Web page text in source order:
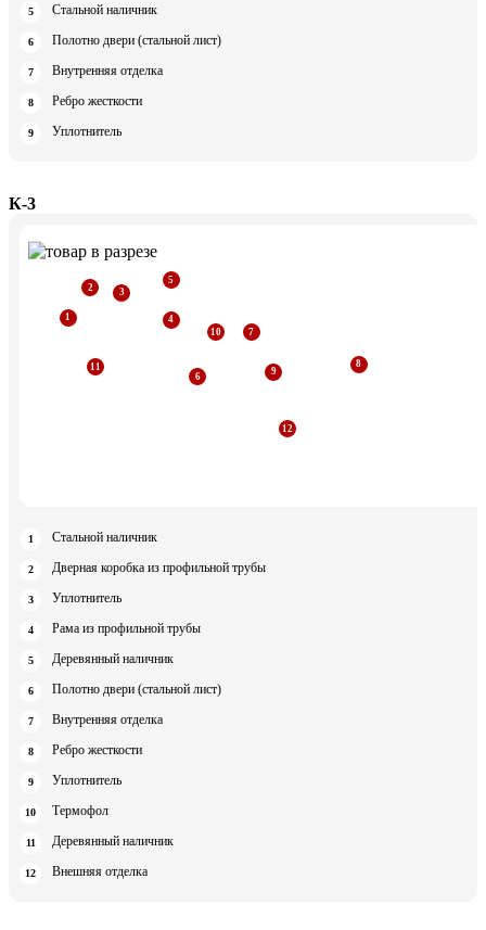
Стальной наличник
Полотно двери (стальной лист)
Внутренняя отделка
Ребро жесткости
Уплотнитель
К-3
Стальной наличник
Дверная коробка из профильной трубы
Уплотнитель
Рама из профильной трубы
Деревянный наличник
Полотно двери (стальной лист)
Внутренняя отделка
Ребро жесткости
Уплотнитель
Термофол
Деревянный наличник
Внешняя отделка